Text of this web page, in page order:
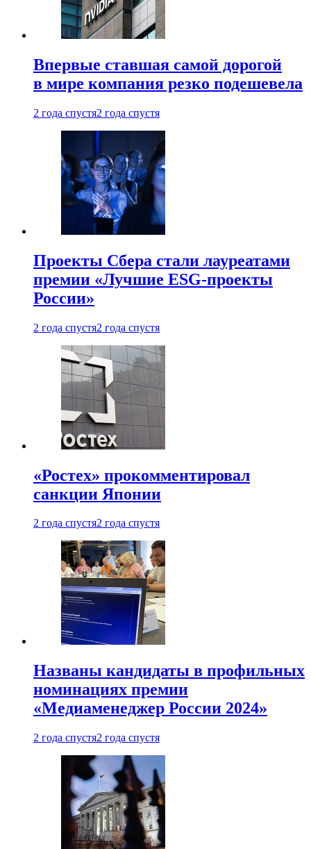
Впервые ставшая самой дорогой
в мире компания резко подешевела
2 года спустя2 года спустя
Проекты Сбера стали лауреатами
премии «Лучшие ESG-проекты
России»
2 года спустя2 года спустя
«Ростех» прокомментировал
санкции Японии
2 года спустя2 года спустя
Названы кандидаты в профильных
номинациях премии
«Медиаменеджер России 2024»
2 года спустя2 года спустя